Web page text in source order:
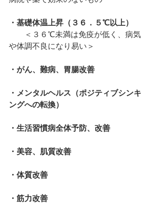
・基礎体温上昇（３６．５℃以上）
＜３６℃未満は免疫が低く、病気
や体調不良になり易い＞
・がん、難病、胃腸改善
・メンタルヘルス（ポジティブシンキ
ングへの転換）
・生活習慣病全体予防、改善
・美容、肌質改善
・体質改善
・筋力改善